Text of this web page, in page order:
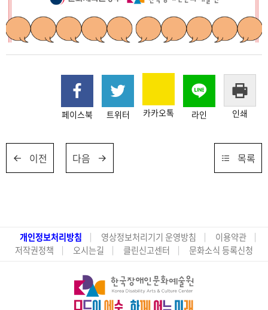
페이스북 트위터 카카오톡 라인 인쇄
이전 다음 목록
개인정보처리방침 영상정보처리기기 운영방침
이용약관
저작권정책
오시는길 클린신고센터 문화소식 등록신청